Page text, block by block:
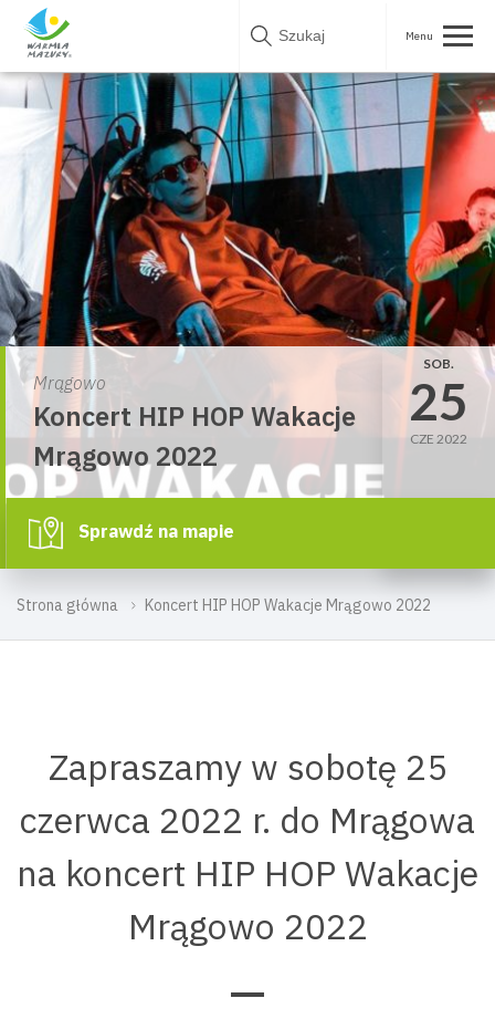
Skip
Strona główna Koncert HIP HOP Wakacje Mrągowo 2022
Mrągowo
Koncert HIP HOP Wakacje
Mrągowo 2022
SOB.
25
CZE 2022
Sprawdź na mapie
Zapraszamy w sobotę 25
czerwca 2022 r. do Mrągowa
na koncert HIP HOP Wakacje
Mrągowo 2022